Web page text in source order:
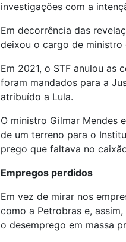
investigações com a
Em decorrência das
deixou o cargo de ministro
Em 2021, o STF anulou
foram mandados para a
atribuído a Lula.
O ministro Gilmar Mendes
de um terreno para o
prego que faltava no
Empregos perdidos
Em vez de mirar nos
como a Petrobras e,
o desemprego em massa